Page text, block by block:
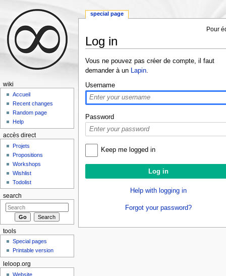
Pour
Log in
Vous ne pouvez pas créer de compte, il faut
demander à un Lapin.
Username
Password
Keep me logged in
Help with logging in
Forgot your password?
special page
wiki
Accueil
Recent changes
Random page
Help
accès direct
Projets
Propositions
Workshops
Wishlist
Todolist
search
tools
Special pages
Printable version
leloop.org
Website